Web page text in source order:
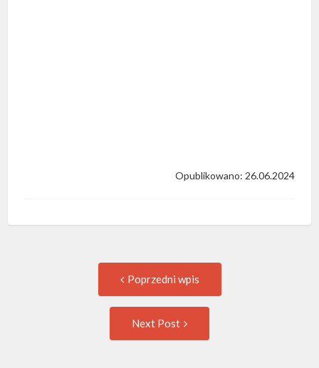
Opublikowano: 26.06.2024
navigation
Poprzedni wpis
Next Post